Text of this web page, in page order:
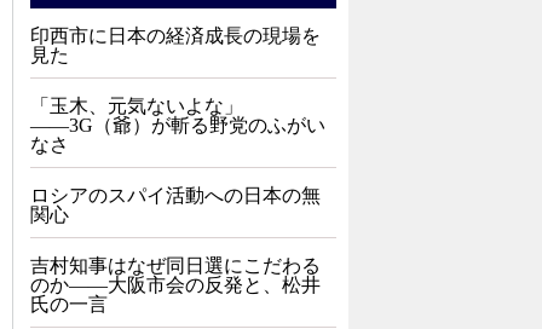
印西市に日本の経済成長の現場を
見た
「玉木、元気ないよな」
――3G（爺）が斬る野党のふがい
なさ
ロシアのスパイ活動への日本の無
関心
吉村知事はなぜ同日選にこだわる
のか――大阪市会の反発と、松井
氏の一言